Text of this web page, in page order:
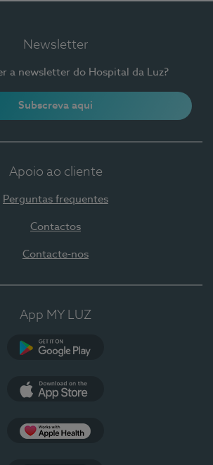
Newsletter
a newsletter do Hospital da Luz?
Subscreva aqui
Apoio ao cliente
Perguntas frequentes
Contactos
Contacte-nos
App MY LUZ